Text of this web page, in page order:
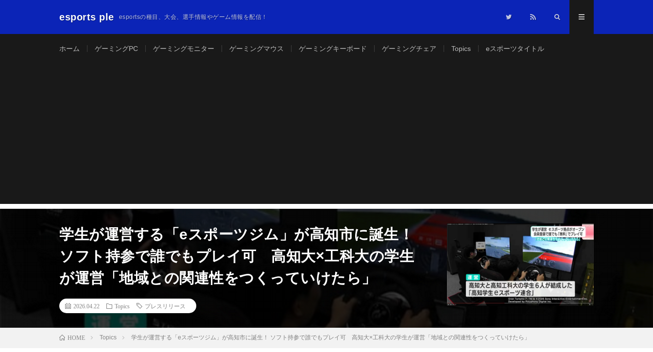
esports ple esportsの種目、大会、選手情報やゲーム情報を配信！
ホーム ゲーミングPC ゲーミングモニター ゲーミングマウス ゲーミングキーボード ゲーミングチェア Topics eスポーツタイトル
学生が運営する「eスポーツジム」が高知市に誕生！
ソフト持参で誰でもプレイ可 高知大×工科大の学生
が運営「地域との関連性をつくっていけたら」
2026.04.22 Topics プレスリリース
HOME Topics 学生が運営する「eスポーツジム」が高知市に誕生！ ソフト持参で誰でもプレイ可 高知大×工科大の学生が運営「地域との関連性をつくっていけたら」